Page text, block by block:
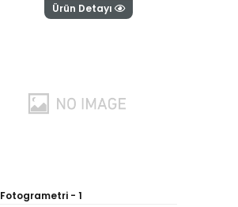
Ürün Detayı
Fotogrametri - 1